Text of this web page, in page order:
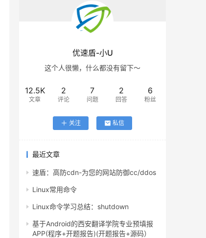
优速盾-小U
这个人很懒，什么都没有留下～
12.5K
文章
2
评论
7
问题
2
回答
6
粉丝
关注 私信
最近文章
速盾：高防cdn-为您的网站防御cc/ddos
Linux常用命令
Linux命令学习总结：shutdown
基于Android的西安翻译学院专业预填报
APP(程序+开题报告)(开题报告+源码）